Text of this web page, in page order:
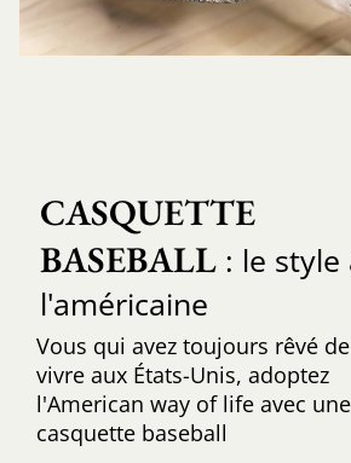
CASQUETTE
BASEBALL: le style
l'américaine
Vous qui avez toujours rêvé de
vivre aux États-Unis, adoptez
l'American way of life avec une
casquette baseball